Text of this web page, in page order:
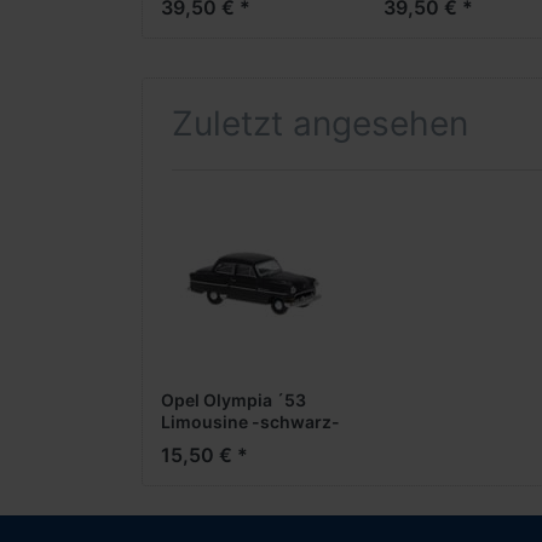
***Neuheiten
39,50 € *
***Neuheiten
39,50 € *
Zuletzt angesehen
Opel Olympia ´53
Limousine -schwarz-
15,50 € *